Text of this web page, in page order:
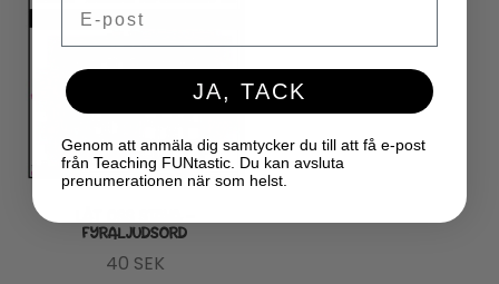
FYRALJUDSORD
40 SEK
JA, TACK
Genom att anmäla dig samtycker du till att få e-post
från Teaching FUNtastic. Du kan avsluta
prenumerationen när som helst.